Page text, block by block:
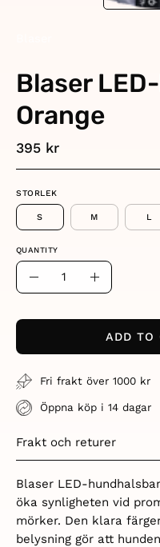
Blaser
Orange
395 kr
STORLEK
S M L
QUANTITY
Quantity
Increase
ADD TO
Fri frakt över 1000 kr
Öppna köp i 14 dagar
Frakt och returer
Blaser LED-
öka synligheten vid
mörker. Den klara
belysning gör att